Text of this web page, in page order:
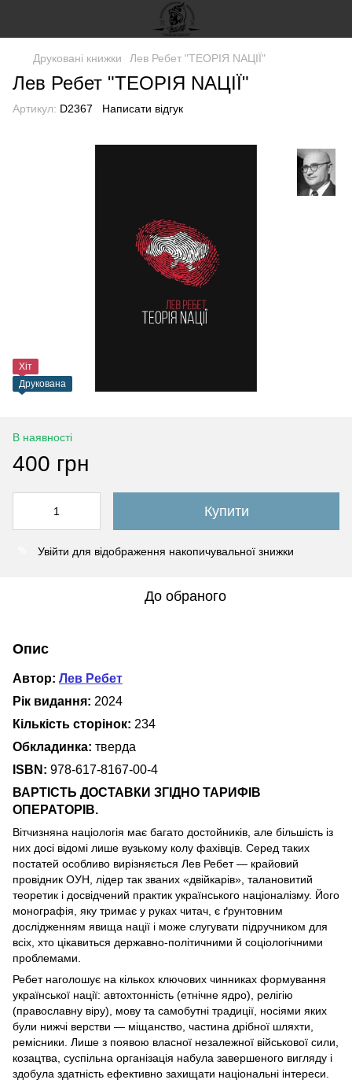
Друковані книжки Лев Ребет "ТЕОРІЯ NАЦІЇ"
Лев Ребет "ТЕОРІЯ NАЦІЇ"
Артикул: D2367 Написати відгук
Хіт
Друкована
В наявності
400 грн
Купити
Увійти для відображення накопичувальної знижки
До обраного
Опис
Автор: Лев Ребет
Рік видання: 2024
Кількість сторінок: 234
Обкладинка: тверда
ISBN: 978-617-8167-00-4
ВАРТІСТЬ ДОСТАВКИ ЗГІДНО ТАРИФІВ
ОПЕРАТОРІВ.
Вітчизняна націологія має багато достойників, але більшість із
них досі відомі лише вузькому колу фахівців. Серед таких
постатей особливо вирізняється Лев Ребет — крайовий
провідник ОУН, лідер так званих «двійкарів», талановитий
теоретик і досвідчений практик українського націоналізму. Його
монографія, яку тримає у руках читач, є ґрунтовним
дослідженням явища нації і може слугувати підручником для
всіх, хто цікавиться державно-політичними й соціологічними
проблемами.
Ребет наголошує на кількох ключових чинниках формування
української нації: автохтонність (етнічне ядро), релігію
(православну віру), мову та самобутні традиції, носіями яких
були нижчі верстви — міщанство, частина дрібної шляхти,
ремісники. Лише з появою власної незалежної військової сили,
козацтва, суспільна організація набула завершеного вигляду і
здобула здатність ефективно захищати національні інтереси.